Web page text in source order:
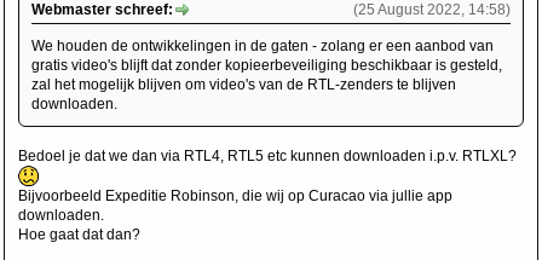
(25 August 2022, 14:58)
Webmaster schreef:
We houden de ontwikkelingen in de gaten - zolang er een aanbod van
gratis video's blijft dat zonder kopieerbeveiliging beschikbaar is gesteld,
zal het mogelijk blijven om video's van de RTL-zenders te blijven
downloaden.
Bedoel je dat we dan via RTL4, RTL5 etc kunnen downloaden i.p.v. RTLXL?
Bijvoorbeeld Expeditie Robinson, die wij op Curacao via jullie app
downloaden.
Hoe gaat dat dan?